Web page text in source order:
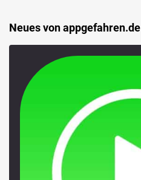
Neues von appgefahren.de